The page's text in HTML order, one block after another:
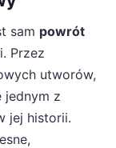
sam powrót
Przez
utworów,
jednym z
jej historii.